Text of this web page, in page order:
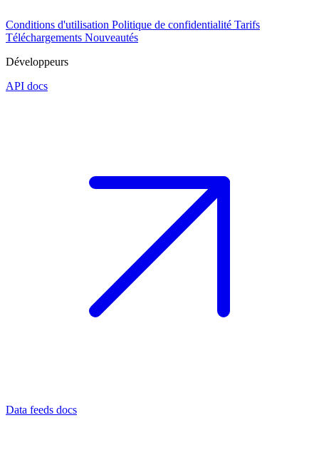
Conditions d'utilisation Politique de confidentialité Tarifs
Téléchargements Nouveautés
Développeurs
API docs
Data feeds docs